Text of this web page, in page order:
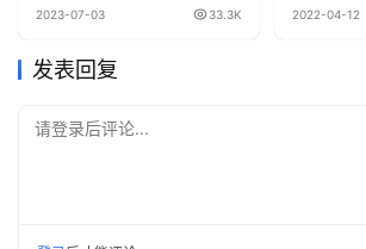
2023-07-03 33.3K 2022-04-12
发表回复
请登录后评论...